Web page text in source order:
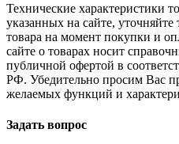
Технические характеристики
указанных на сайте, уточняйте
товара на момент покупки и
сайте о товарах носит
публичной офертой в
РФ. Убедительно просим Вас
желаемых функций и
Задать вопрос